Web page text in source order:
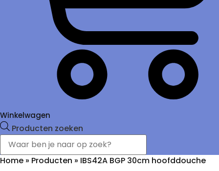
Winkelwagen
Producten zoeken
Home » Producten » IBS42A BGP 30cm hoofddouche